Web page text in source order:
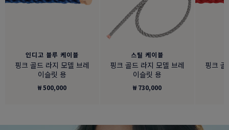
인디고 블루 케이블
핑크 골드 라지 모델 브레
이슬릿 용
₩ 500,000
스틸 케이블
핑크 골드 라지 모델 브레
이슬릿 용
₩ 730,000
핑크